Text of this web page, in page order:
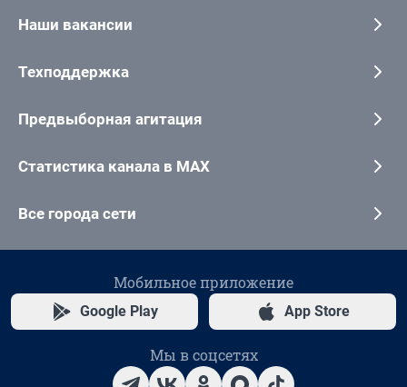
Наши вакансии
Техподдержка
Предвыборная агитация
Статистика канала в MAX
Все города сети
Мобильное приложение
Google Play App Store
Мы в соцсетях